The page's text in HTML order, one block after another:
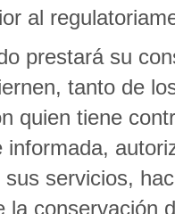
al
prestará su
tanto de
quien tiene
informada,
servicios,
la conservación